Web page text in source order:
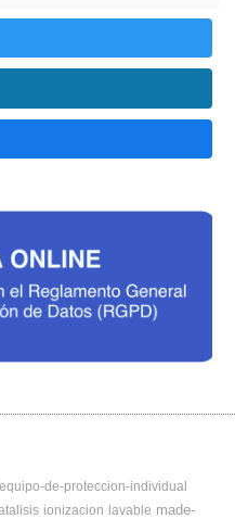
equipo-de-proteccion-individual
ionizacion lavable made-